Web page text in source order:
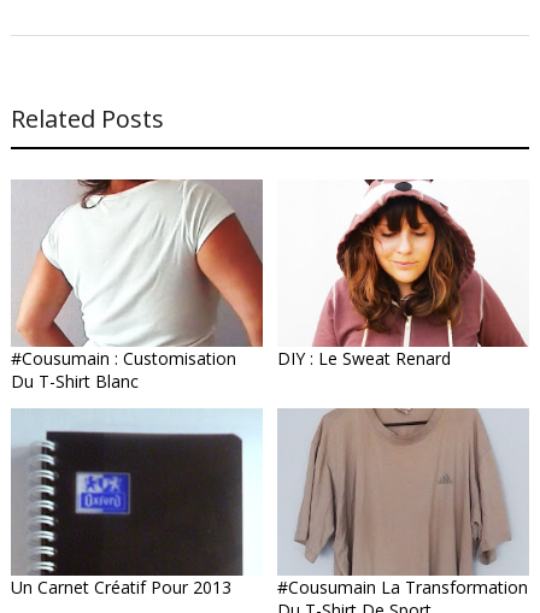
Related Posts
#Cousumain : Customisation
Du T-Shirt Blanc
DIY : Le Sweat Renard
Un Carnet Créatif Pour 2013
#Cousumain La Transformation